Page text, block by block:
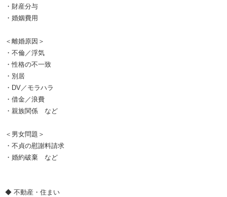
・財産分与
・婚姻費用
＜離婚原因＞
・不倫／浮気
・性格の不一致
・別居
・DV／モラハラ
・借金／浪費
・親族関係 など
＜男女問題＞
・不貞の慰謝料請求
・婚約破棄 など
◆ 不動産・住まい